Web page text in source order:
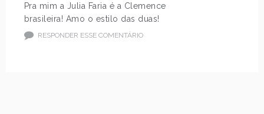
Pra mim a Julia Faria é a Clemence
brasileira! Amo o estilo das duas!
RESPONDER ESSE COMENTÁRIO